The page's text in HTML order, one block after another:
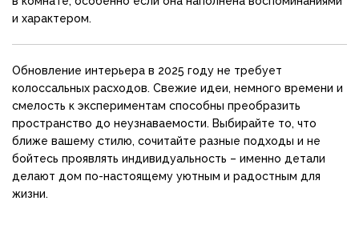
и характером.
Обновление интерьера в 2025 году не требует
колоссальных расходов. Свежие идеи, немного времени и
смелость к экспериментам способны преобразить
пространство до неузнаваемости. Выбирайте то, что
ближе вашему стилю, сочитайте разные подходы и не
бойтесь проявлять индивидуальность – именно детали
делают дом по-настоящему уютным и радостным для
жизни.